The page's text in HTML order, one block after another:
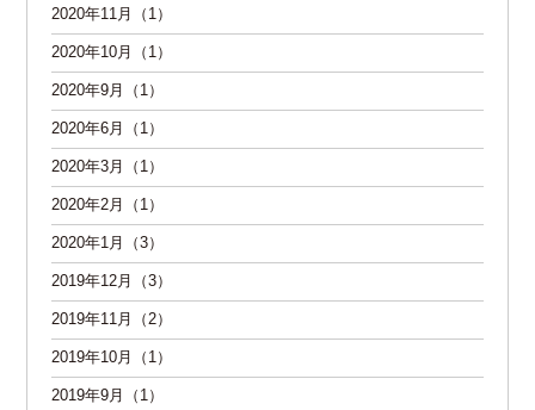
2020年11月（1）
2020年10月（1）
2020年9月（1）
2020年6月（1）
2020年3月（1）
2020年2月（1）
2020年1月（3）
2019年12月（3）
2019年11月（2）
2019年10月（1）
2019年9月（1）